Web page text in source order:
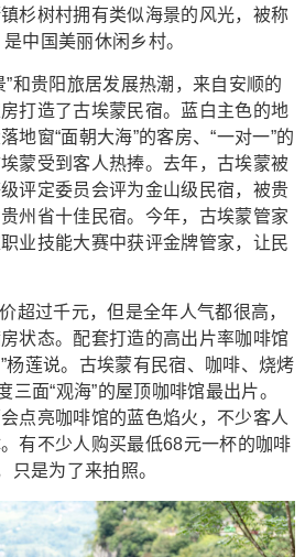
杉树村拥有类似海景的风光，被称
是中国美丽休闲乡村。
贵阳旅居发展热潮，来自安顺的
打造了古埃蒙民宿。蓝白主色的地
地窗“面朝大海”的客房、“一对一”的
蒙受到客人热捧。去年，古埃蒙被
评定委员会评为金山级民宿，被贵
州省十佳民宿。今年，古埃蒙管家
业技能大赛中获评金牌管家，让民
过千元，但是全年人气都很高，
状态。配套打造的高出片率咖啡馆
杨莲说。古埃蒙有民宿、咖啡、烧烤
三面“观海”的屋顶咖啡馆最出片。
点亮咖啡馆的蓝色焰火，不少客人
有不少人购买最低68元一杯的咖啡
只是为了来拍照。